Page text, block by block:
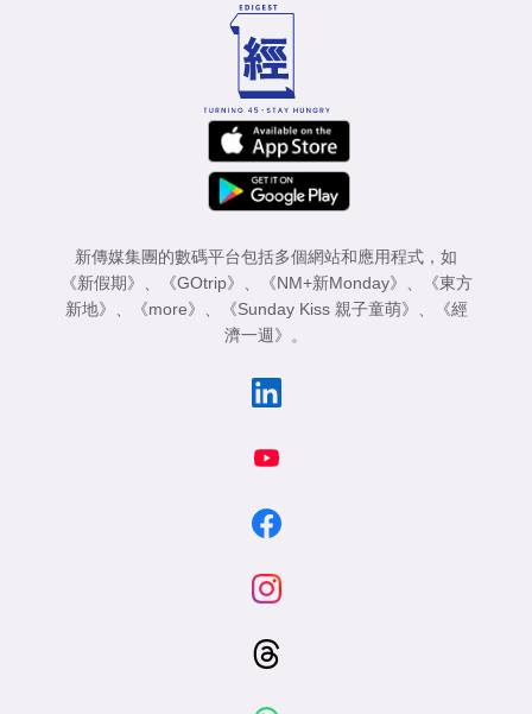
新傳媒集團的數碼平台包括多個網站和應用程式，如
《新假期》
《GOtrip》 《NM+新Monday》
《東方
新地》
《more》 《Sunday Kiss 親子童萌》
《經
濟一週》
。